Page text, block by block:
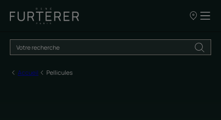
NOS
VENTE
Accueil Pellicules